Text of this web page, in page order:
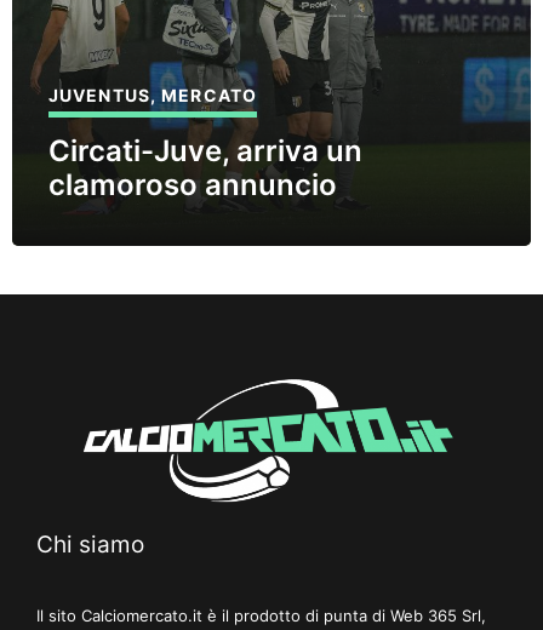
JUVENTUS,MERCATO
Circati-Juve, arriva un
clamoroso annuncio
Chi siamo
Il sito Calciomercato.it è il prodotto di punta di Web 365 Srl,